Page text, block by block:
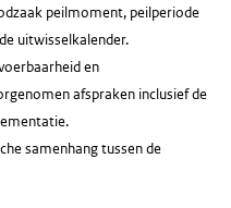
peilmoment, peilperiode
uitwisselkalender.
en
afspraken inclusief de
samenhang tussen de